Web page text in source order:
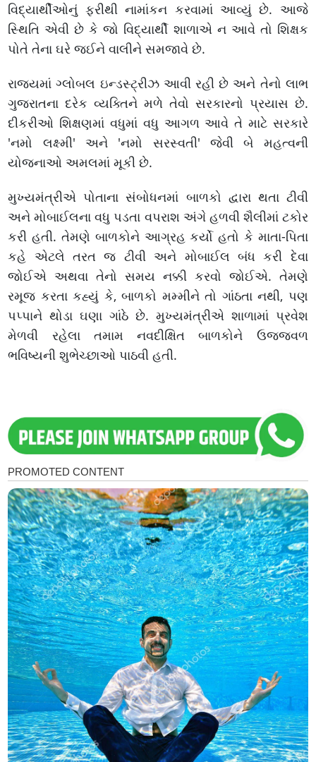
વિદ્યાર્થીઓનું ફરીથી નામાંકન કરવામાં આવ્યું છે. આજે
સ્થિતિ એવી છે કે જો વિદ્યાર્થી શાળાએ ન આવે તો શિક્ષક
પોતે તેના ઘરે જઈને વાલીને સમજાવે છે.
રાજ્યમાં ગ્લોબલ ઇન્ડસ્ટ્રીઝ આવી રહી છે અને તેનો લાભ
ગુજરાતના દરેક વ્યક્તિને મળે તેવો સરકારનો પ્રયાસ છે.
દીકરીઓ શિક્ષણમાં વધુમાં વધુ આગળ આવે તે માટે સરકારે
'નમો લક્ષ્મી' અને 'નમો સરસ્વતી' જેવી બે મહત્વની
યોજનાઓ અમલમાં મૂકી છે.
મુખ્યમંત્રીએ પોતાના સંબોધનમાં બાળકો દ્વારા થતા ટીવી
અને મોબાઈલના વધુ પડતા વપરાશ અંગે હળવી શૈલીમાં ટકોર
કરી હતી. તેમણે બાળકોને આગ્રહ કર્યો હતો કે માતા-પિતા
કહે એટલે તરત જ ટીવી અને મોબાઈલ બંધ કરી દેવા
જોઈએ અથવા તેનો સમય નક્કી કરવો જોઈએ. તેમણે
રમૂજ કરતા કહ્યું કે, બાળકો મમ્મીને તો ગાંઠતા નથી, પણ
પપ્પાને થોડા ઘણા ગાંઠે છે. મુખ્યમંત્રીએ શાળામાં પ્રવેશ
મેળવી રહેલા તમામ નવદીક્ષિત બાળકોને ઉજ્જવળ
ભવિષ્યની શુભેચ્છાઓ પાઠવી હતી.